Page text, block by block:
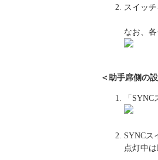
スイッ
なお、
＜助手席側の
「
SYNCス
点灯中